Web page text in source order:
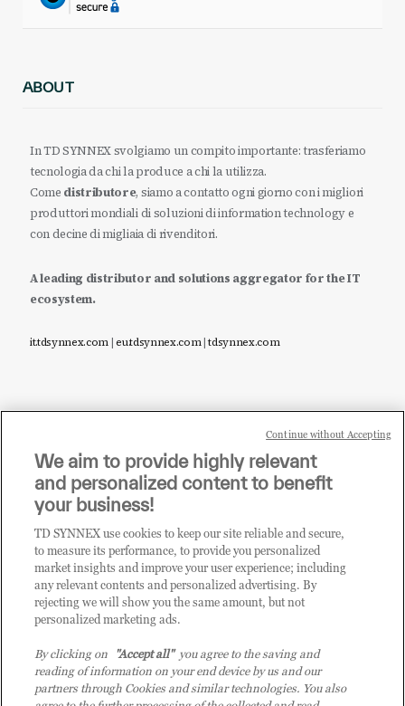
ABOUT
In TD SYNNEX svolgiamo un compito importante: trasferiamo
tecnologia da chi la produce a chi la utilizza.
Come distributore, siamo a contatto ogni giorno con i migliori
produttori mondiali di soluzioni di information technology e
con decine di migliaia di rivenditori.
A leading distributor and solutions aggregator for the IT
ecosystem.
it.tdsynnex.com|eu.tdsynnex.com|tdsynnex.com
Sei un rivenditore di tecnologia e desideri acquistare
i prodotti o le soluzioni trattate sul blog?
CLICCA QUI E DIVENTA
CLIENTE TD SYNNEX
We aim to provide highly relevant
and personalized content to benefit
your business!
TD SYNNEX use cookies to keep our site reliable and secure,
to measure its performance, to provide you personalized
market insights and improve your user experience; including
any relevant contents and personalized advertising. By
rejecting we will show you the same amount, but not
personalized marketing ads.
By clicking on "Accept all"you agree to the saving and
reading of information on your end device by us and our
partners through Cookies and similar technologies. You also
Continue without Accepting